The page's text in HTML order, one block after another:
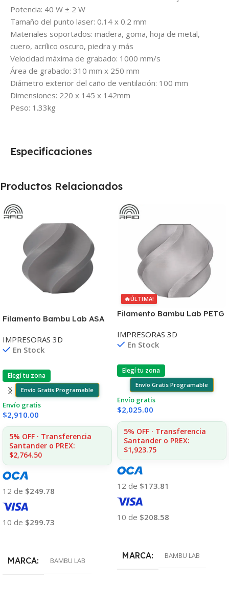
Potencia: 40 W ± 2 W
Tamaño del punto laser: 0.14 x 0.2 mm
Materiales soportados: madera, goma, hoja de metal,
cuero, acrílico oscuro, piedra y más
Velocidad máxima de grabado: 1000 mm/s
Área de grabado: 310 mm x 250 mm
Diámetro exterior del caño de ventilación: 100 mm
Dimensiones: 220 x 145 x 142mm
Peso: 1.33kg
Especificaciones
Productos Relacionados
Filamento Bambu Lab ASA
IMPRESORAS 3D
En Stock
Elegí tu zona
Envío Gratis Programable
Envío gratis
$2,910.00
5% OFF · Transferencia
Santander o PREX:
$2,764.50
12 de $249.78
10 de $299.73
MARCA BAMBU LAB
🔥ÚLTIMA!
Filamento Bambu Lab PETG
1.75-1000-SPL
IMPRESORAS 3D
En Stock
Elegí tu zona
Envío Gratis Programable
Envío gratis
$2,025.00
5% OFF · Transferencia
Santander o PREX:
$1,923.75
12 de $173.81
10 de $208.58
MARCA BAMBU LAB